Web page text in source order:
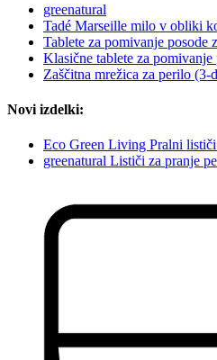
greenatural
Tadé Marseille milo v obliki
Tablete za pomivanje posode
Klasične tablete za pomivanje
Zaščitna mrežica za perilo (3-
Novi izdelki:
Eco Green Living Pralni
greenatural Lističi za pranje